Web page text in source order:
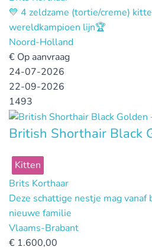
💛 4 zeldzame (tortie/creme)
wereldkampioen lijn🏆
Noord-Holland
€ Op aanvraag
24-07-2026
22-09-2026
1493
British Shorthair Black
Kitten
Brits Korthaar
Deze schattige nestje mag vanaf
nieuwe familie
Vlaams-Brabant
€ 1.600,00